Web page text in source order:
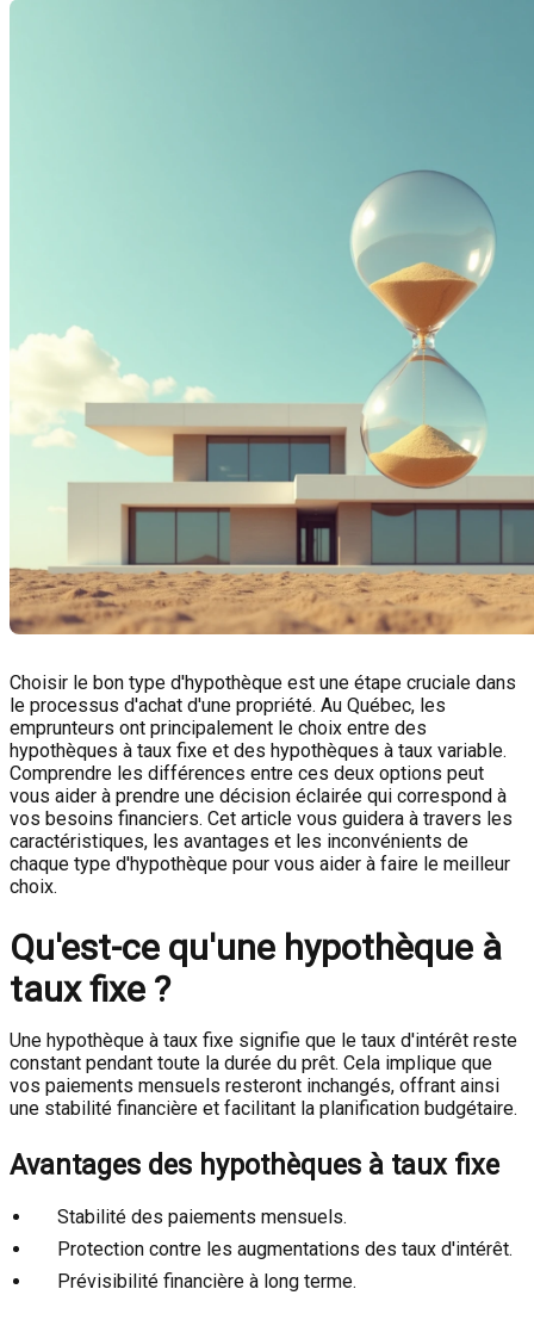
Choisir le bon type d'hypothèque est une étape cruciale dans
le processus d'achat d'une propriété. Au Québec, les
emprunteurs ont principalement le choix entre des
hypothèques à taux fixe et des hypothèques à taux variable.
Comprendre les différences entre ces deux options peut
vous aider à prendre une décision éclairée qui correspond à
vos besoins financiers. Cet article vous guidera à travers les
caractéristiques, les avantages et les inconvénients de
chaque type d'hypothèque pour vous aider à faire le meilleur
choix.
Qu'est-ce qu'une hypothèque à
taux fixe ?
Une hypothèque à taux fixe signifie que le taux d'intérêt reste
constant pendant toute la durée du prêt. Cela implique que
vos paiements mensuels resteront inchangés, offrant ainsi
une stabilité financière et facilitant la planification budgétaire.
Avantages des hypothèques à taux fixe
Stabilité des paiements mensuels.
Protection contre les augmentations des taux d'intérêt.
Prévisibilité financière à long terme.